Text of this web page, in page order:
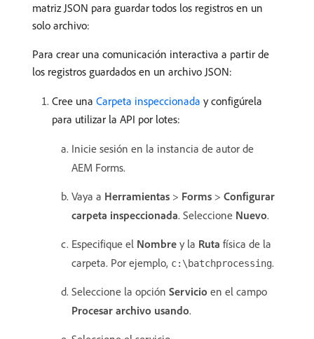
matriz JSON para guardar todos los registros en un
solo archivo:
Para crear una comunicación interactiva a partir de
los registros guardados en un archivo JSON:
Cree una Carpeta inspeccionada y configúrela
para utilizar la API por lotes:
Inicie sesión en la instancia de autor de
AEM Forms.
Vaya a Herramientas > Forms > Configurar
carpeta inspeccionada. Seleccione Nuevo.
Especifique el Nombre y la Ruta física de la
carpeta. Por ejemplo, c:\batchprocessing.
Seleccione la opción Servicio en el campo
Procesar archivo usando.